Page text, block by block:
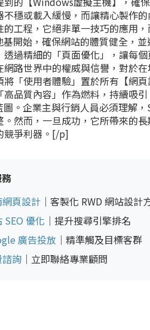
不穩或載入緩慢，而讓精心製作
的工程，它絕非單一技巧的應用
基開始，確保網站的體質健全，
透過精細的「頁面優化」，讓每
網路世界中的權威與信譽，對於
將「使用者體驗」置於所有【網
高品質內容」作為燃料，持續吸
圖。企業主與行銷人員必須理解
。然而，一旦成功，它所帶來的
競爭利器。[/p]
網頁設計 ｜客製化 RWD 網站設計
SEO 優化 ｜提升搜尋引擎排名
廣告投放 ｜精準觸及目標客群
詢 ｜立即聯絡專業顧問